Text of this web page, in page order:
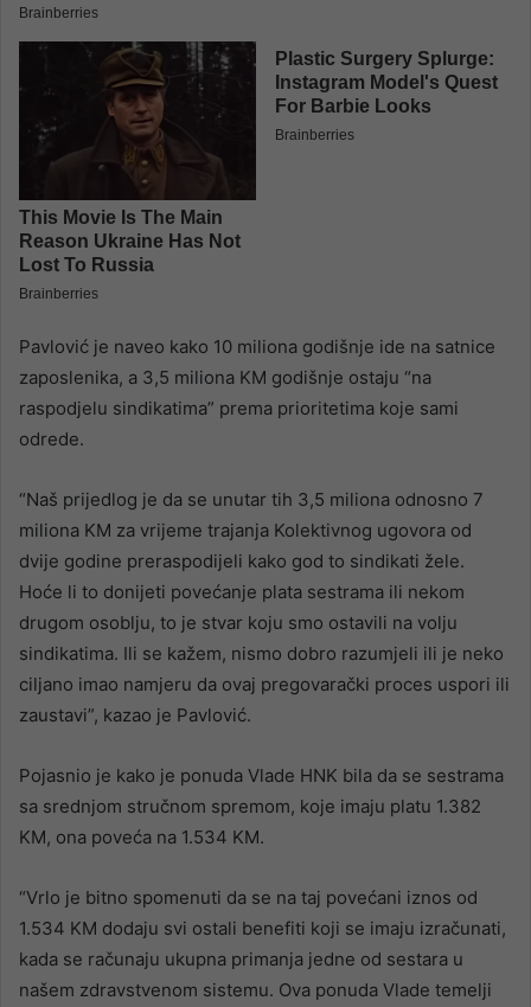
Pavlović je naveo kako 10 miliona godišnje ide na satnice
zaposlenika, a 3,5 miliona KM godišnje ostaju “na
raspodjelu sindikatima” prema prioritetima koje sami
odrede.
“Naš prijedlog je da se unutar tih 3,5 miliona odnosno 7
miliona KM za vrijeme trajanja Kolektivnog ugovora od
dvije godine preraspodijeli kako god to sindikati žele.
Hoće li to donijeti povećanje plata sestrama ili nekom
drugom osoblju, to je stvar koju smo ostavili na volju
sindikatima. Ili se kažem, nismo dobro razumjeli ili je neko
ciljano imao namjeru da ovaj pregovarački proces uspori ili
zaustavi”, kazao je Pavlović.
Pojasnio je kako je ponuda Vlade HNK bila da se sestrama
sa srednjom stručnom spremom, koje imaju platu 1.382
KM, ona poveća na 1.534 KM.
“Vrlo je bitno spomenuti da se na taj povećani iznos od
1.534 KM dodaju svi ostali benefiti koji se imaju izračunati,
kada se računaju ukupna primanja jedne od sestara u
našem zdravstvenom sistemu. Ova ponuda Vlade temelji